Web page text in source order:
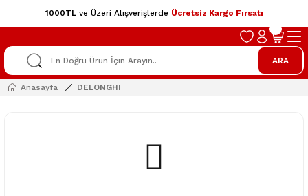
1000TLve Üzeri Alışverişlerde Ücretsiz Kargo Fırsatı
ARA
Anasayfa DELONGHI